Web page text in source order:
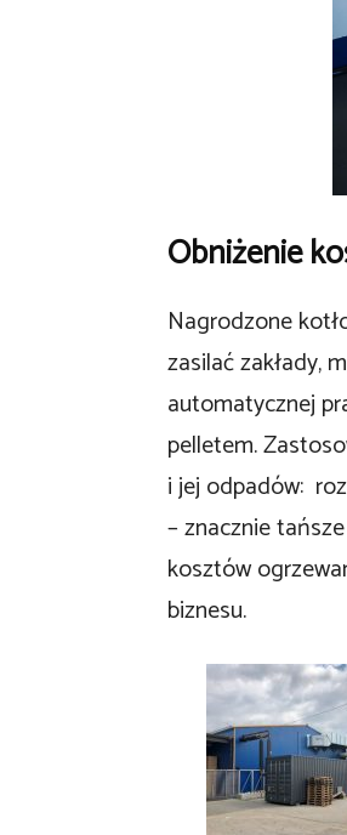
Obniżenie
Nagrodzone
zasilać zakłady,
automatycznej
pelletem.
i jej odpadów:
– znacznie
kosztów
biznesu.